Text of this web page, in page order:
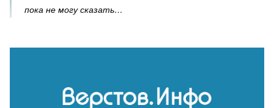
пока не могу сказать…